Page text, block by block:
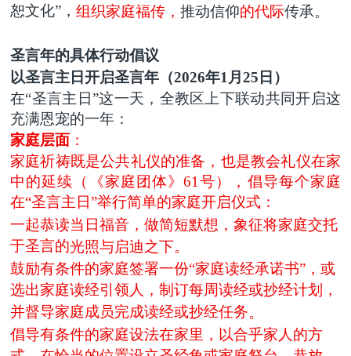
恕文化”， 组织家庭福传， 推动信仰的代际传承。
圣言年的具体行动倡议
以圣言主日开启圣言年（2026年1月25日）
在“圣言主日”这一天，全教区上下联动共同开启这
充满恩宠的一年：
家庭层面 ：
家庭祈祷既是公共礼仪的准备，也是教会礼仪在家
中的延续（《家庭团体》61号），倡导每个家庭
在“圣言主日”举行简单的家庭开启仪式 ：
一起恭读当日福音 ，做简短默想， 象征将家庭交托
于圣言的光照与启迪之下。
鼓励有条件的家庭签署一份“家庭读经承诺书” ，或
选出家庭读经引领人，制订每周读经或抄经计划，
并督导家庭成员完成读经或抄经任务。
倡导有条件的家庭设法在家里，以合乎家人的方